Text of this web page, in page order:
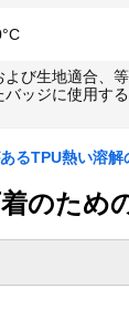
よび生地適合、
バッジに使用す
るTPU熱い溶解
のため